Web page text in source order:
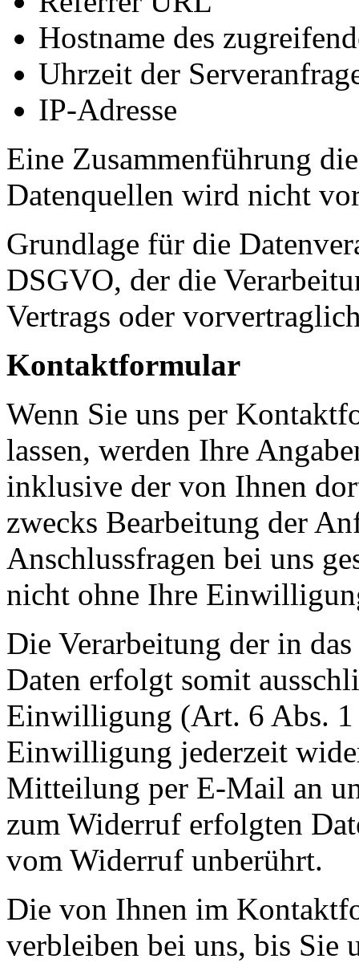
Hostname des
Uhrzeit der
IP-Adresse
Eine Zusammenführung
Datenquellen wird nicht
Grundlage für die
DSGVO, der die
Vertrags oder
Kontaktformular
Wenn Sie uns per
lassen, werden Ihre
inklusive der von Ihnen
zwecks Bearbeitung der
Anschlussfragen bei uns
nicht ohne Ihre
Die Verarbeitung der in
Daten erfolgt somit
Einwilligung (Art. 6 Abs. 1
Einwilligung jederzeit
Mitteilung per E-Mail an
zum Widerruf erfolgten
vom Widerruf unberührt.
Die von Ihnen im
verbleiben bei uns, bis Sie